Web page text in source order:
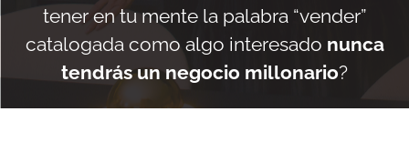
tener en tu mente la palabra “vender”
catalogada como algo interesado nunca
tendrás un negocio millonario?